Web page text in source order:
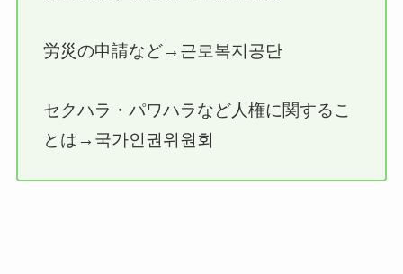
労災の申請など→근로복지공단
セクハラ・パワハラなど人権に関するこ
とは→국가인권위원회